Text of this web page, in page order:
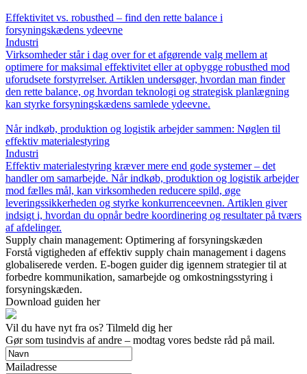
Effektivitet vs. robusthed – find den rette balance i
forsyningskædens ydeevne
Industri
Virksomheder står i dag over for et afgørende valg mellem at
optimere for maksimal effektivitet eller at opbygge robusthed mod
uforudsete forstyrrelser. Artiklen undersøger, hvordan man finder
den rette balance, og hvordan teknologi og strategisk planlægning
kan styrke forsyningskædens samlede ydeevne.
Når indkøb, produktion og logistik arbejder sammen: Nøglen til
effektiv materialestyring
Industri
Effektiv materialestyring kræver mere end gode systemer – det
handler om samarbejde. Når indkøb, produktion og logistik arbejder
mod fælles mål, kan virksomheden reducere spild, øge
leveringssikkerheden og styrke konkurrenceevnen. Artiklen giver
indsigt i, hvordan du opnår bedre koordinering og resultater på tværs
af afdelinger.
Supply chain management: Optimering af forsyningskæden
Forstå vigtigheden af effektiv supply chain management i dagens
globaliserede verden. E-bogen guider dig igennem strategier til at
forbedre kommunikation, samarbejde og omkostningsstyring i
forsyningskæden.
Download guiden her
Vil du have nyt fra os? Tilmeld dig her
Gør som tusindvis af andre – modtag vores bedste råd på mail.
Mailadresse